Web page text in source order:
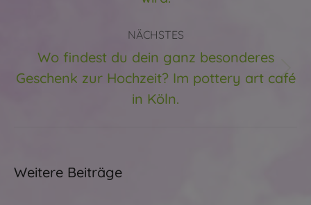
NÄCHSTES
Nächster
Beitrag:
Wo findest du dein ganz besonderes
Geschenk zur Hochzeit? Im pottery art café
in Köln.
Weitere Beiträge